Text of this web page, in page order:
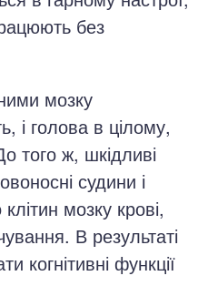
без
мозку
і голова в цілому,
того ж, шкідливі
судини і
мозку крові,
В результаті
когнітивні функції